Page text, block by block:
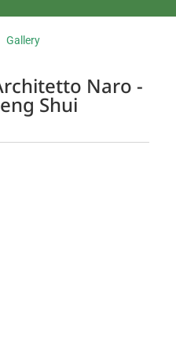
Gallery
Naro -
Shui